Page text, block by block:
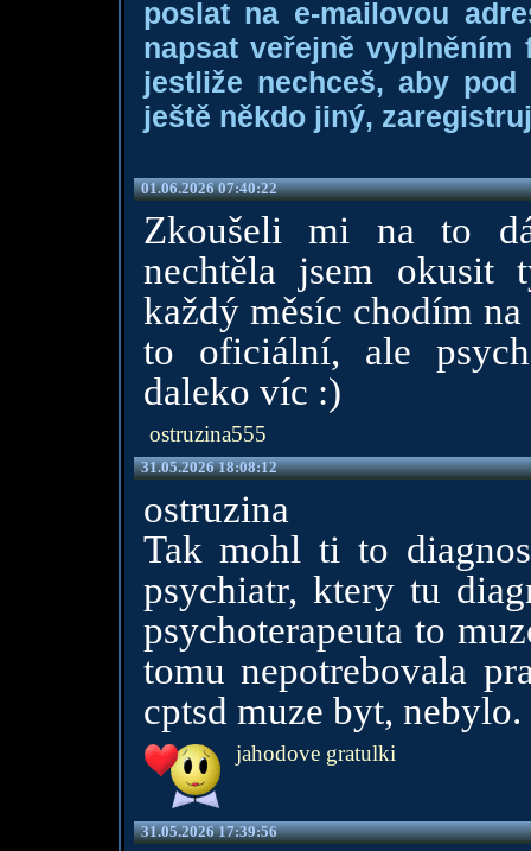
poslat na e-mailovou
napsat veřejně
jestliže nechceš, aby
ještě někdo jiný,
01.06.2026 07:40:22
Zkoušeli mi na to
nechtěla jsem okusit
každý měsíc chodím
to oficiální, ale
daleko víc :)
ostruzina555
31.05.2026 18:08:12
ostruzina
Tak mohl ti to
psychiatr, ktery tu
psychoterapeuta to
tomu nepotrebovala
cptsd muze byt, nebylo.
jahodove gratulki
31.05.2026 17:39:56